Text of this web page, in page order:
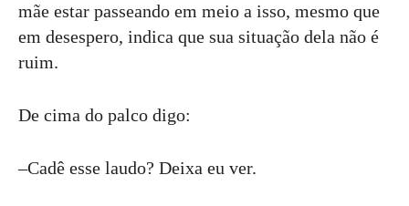
mãe estar passeando em meio a isso, mesmo que
em desespero, indica que sua situação dela não é
ruim.
De cima do palco digo:
–Cadê esse laudo? Deixa eu ver.